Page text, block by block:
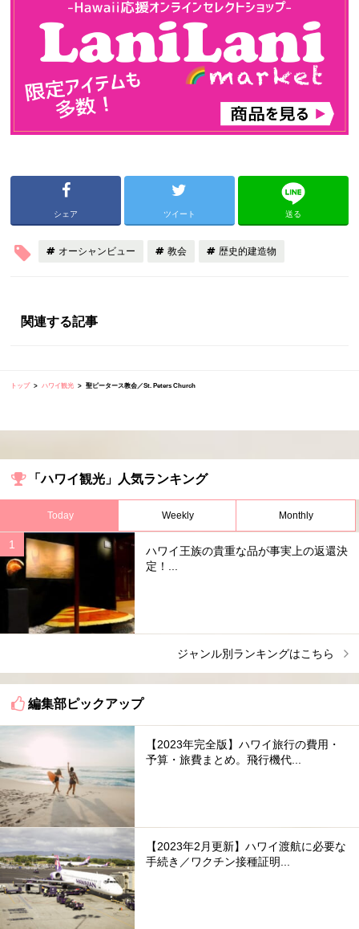
シェア ツイート 送る
オーシャンビュー 教会 歴史的建造物
関連する記事
トップ ハワイ観光 聖ピータース教会／St. Peters Church
「ハワイ観光」人気ランキング
Today Weekly Monthly
ハワイ王族の貴重な品が事実上の返還決
定！...
ジャンル別ランキングはこちら
編集部ピックアップ
【2023年完全版】ハワイ旅行の費用・
予算・旅費まとめ。飛行機代...
【2023年2月更新】ハワイ渡航に必要な
手続き／ワクチン接種証明...